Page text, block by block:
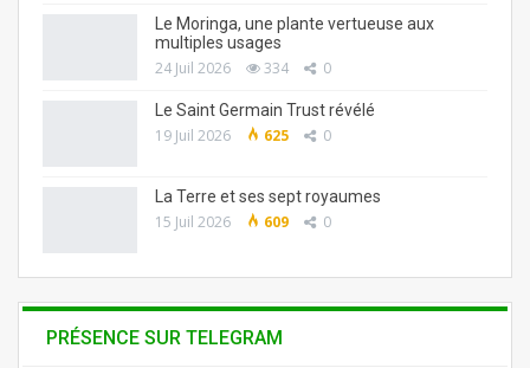
Le Moringa, une plante vertueuse aux
multiples usages
24 Juil 2026 334 0
Le Saint Germain Trust révélé
19 Juil 2026 625 0
La Terre et ses sept royaumes
15 Juil 2026 609 0
PRÉSENCE SUR TELEGRAM